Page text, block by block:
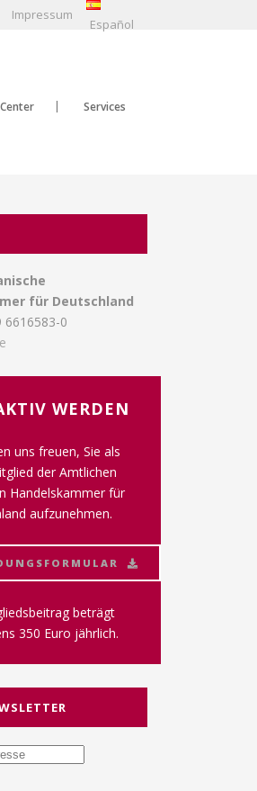
Impressum
Español
Services
für Deutschland
6616583-0
WERDEN
uns freuen, Sie als
der Amtlichen
Handelskammer für
aufzunehmen.
beträgt
350 Euro jährlich.